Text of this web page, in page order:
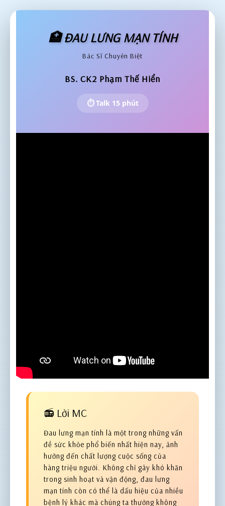
🏥 ĐAU LƯNG MẠN TÍNH
Bác Sĩ Chuyên Biệt
BS. CK2 Phạm Thế Hiển
⏱️ Talk 15 phút
📻 Lời MC
Đau lưng mạn tính là một trong những vấn
đề sức khỏe phổ biến nhất hiện nay, ảnh
hưởng đến chất lượng cuộc sống của
hàng triệu người. Không chỉ gây khó khăn
trong sinh hoạt và vận động, đau lưng
mạn tính còn có thể là dấu hiệu của nhiều
bệnh lý khác mà chúng ta thường không